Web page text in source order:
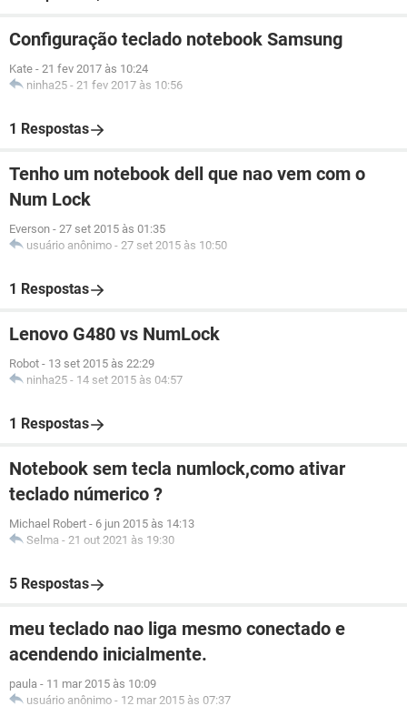
Configuração teclado notebook Samsung
Kate - 21 fev 2017 às 10:24
ninha25 - 21 fev 2017 às 10:56
1 Respostas
Tenho um notebook dell que nao vem com o
Num Lock
Everson - 27 set 2015 às 01:35
usuário anônimo - 27 set 2015 às 10:50
1 Respostas
Lenovo G480 vs NumLock
Robot - 13 set 2015 às 22:29
ninha25 - 14 set 2015 às 04:57
1 Respostas
Notebook sem tecla numlock,como ativar
teclado númerico ?
Michael Robert - 6 jun 2015 às 14:13
Selma - 21 out 2021 às 19:30
5 Respostas
meu teclado nao liga mesmo conectado e
acendendo inicialmente.
paula - 11 mar 2015 às 10:09
usuário anônimo - 12 mar 2015 às 07:37